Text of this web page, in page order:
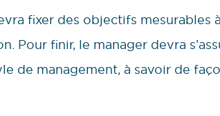
fixer des objectifs mesurables
Pour finir, le manager devra
de management, à savoir de